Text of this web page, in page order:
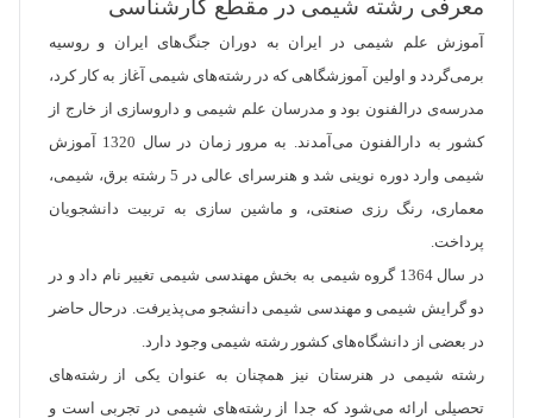
معرفی رشته شیمی در مقطع کارشناسی
آموزش علم شیمی در ایران به دوران جنگ‌های ایران و روسیه
برمی‌گردد و اولین آموزشگاهی که در رشته‌های شیمی آغاز به کار کرد،
مدرسه‌ی درالفنون بود و مدرسان علم شیمی و داروسازی از خارج از
کشور به دارالفنون می‌آمدند. به مرور زمان در سال 1320 آموزش
شیمی وارد دوره نوینی شد و هنرسرای عالی در 5 رشته برق، شیمی،
معماری، رنگ رزی صنعتی، و ماشین سازی به تربیت دانشجویان
پرداخت.
در سال 1364 گروه شیمی به بخش مهندسی شیمی تغییر نام داد و در
دو گرایش شیمی و مهندسی شیمی دانشجو می‌پذیرفت. درحال حاضر
در بعضی از دانشگاه‌های کشور رشته شیمی وجود دارد.
رشته شیمی در هنرستان نیز همچنان به عنوان یکی از رشته‌های
تحصیلی ارائه می‌شود که جدا از رشته‌های شیمی در تجربی است و